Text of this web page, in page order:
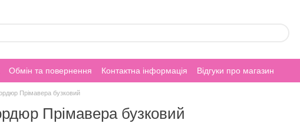
Обмін та повернення Контактна інформація Відгуки про магазин
Прімавера бузковий
Прімавера бузковий